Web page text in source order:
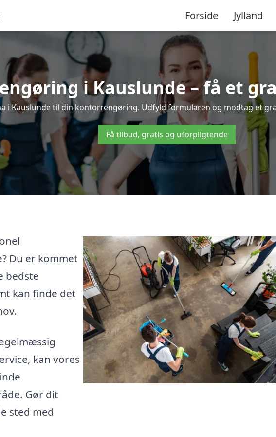
Forside Jylland
i Kauslunde – få et
i Kauslunde til din kontorrengøring. Udfyld formularen og modtag et
Få tilbud, gratis og uforpligtende
Du er kommet
bedste
kan finde det
kan vores
Gør dit
sted med